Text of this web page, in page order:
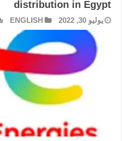
distribution in Egypt
يوليو 30, 2022 ENGLISH